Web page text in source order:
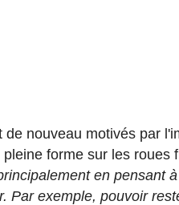
nouveau motivés par
forme sur les roues
en pensant
Par exemple, pouvoir